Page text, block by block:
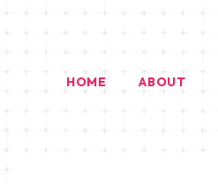
HOME ABOUT